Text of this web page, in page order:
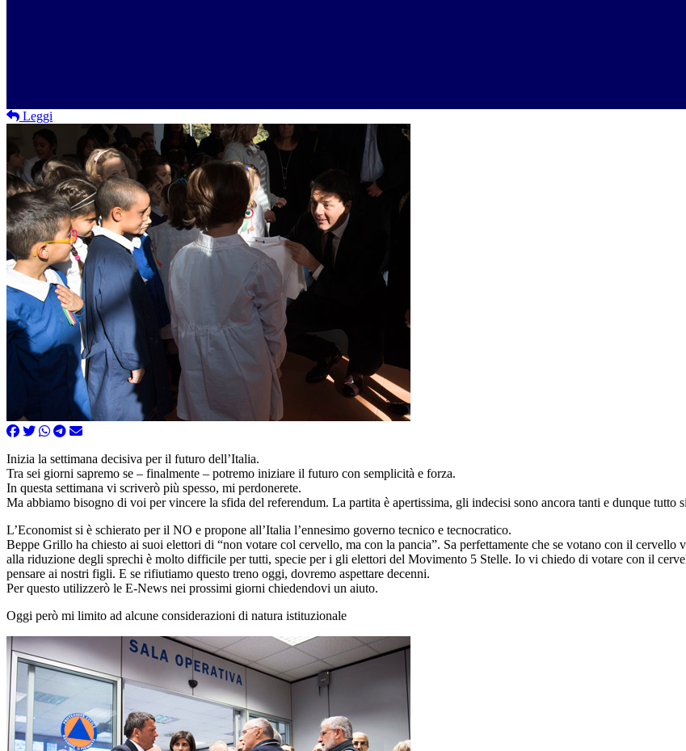
Leggi
Inizia la settimana decisiva per il futuro dell’Italia.
Tra sei giorni sapremo se – finalmente – potremo iniziare il futuro con semplicità e forza.
In questa settimana vi scriverò più spesso, mi perdonerete.
Ma abbiamo bisogno di voi per vincere la sfida del referendum. La partita è apertissima, gli indecisi sono ancora tanti e dunque tutto
L’Economist si è schierato per il NO e propone all’Italia l’ennesimo governo tecnico e tecnocratico.
Beppe Grillo ha chiesto ai suoi elettori di “non votare col cervello, ma con la pancia”. Sa perfettamente che se votano con il
alla riduzione degli sprechi è molto difficile per tutti, specie per i gli elettori del Movimento 5 Stelle. Io vi chiedo di votare con il
pensare ai nostri figli. E se rifiutiamo questo treno oggi, dovremo aspettare decenni.
Per questo utilizzerò le E-News nei prossimi giorni chiedendovi un aiuto.
Oggi però mi limito ad alcune considerazioni di natura istituzionale